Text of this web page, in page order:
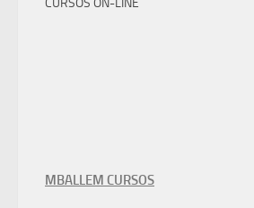
CURSOS ON-LINE
MBALLEM CURSOS